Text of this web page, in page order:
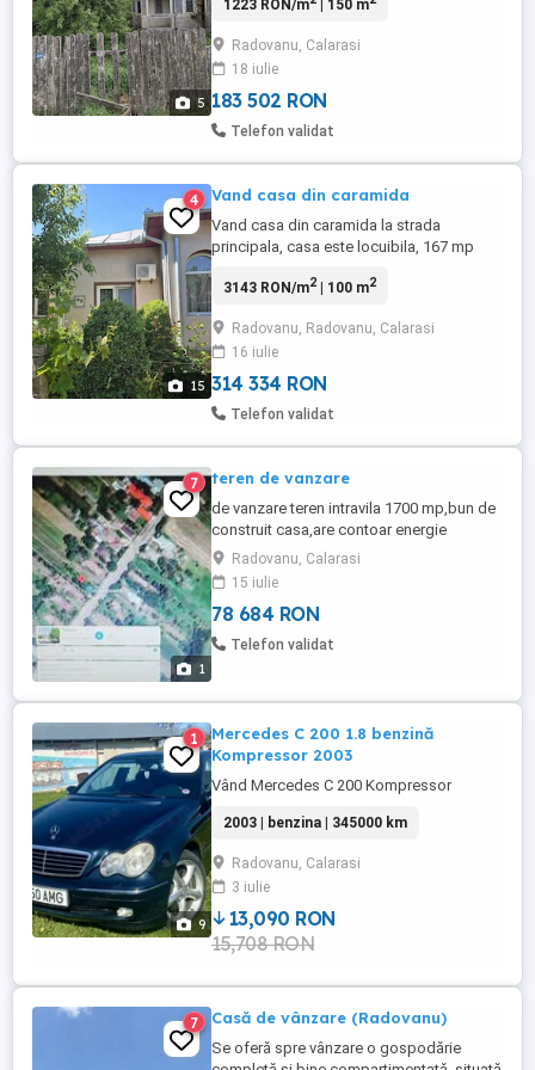
5
curenta, canalizare, strada asfaltata.
1223 RON/m | 150 m
Radovanu, Calarasi
18 iulie
183 502 RON
Telefon validat
15
4 Vand casa din caramida
Vand casa din caramida la strada
principala, casa este locuibila, 167 mp
renovata in 2016, acte la zi
3143 RON/m2| 100 m2
Radovanu, Radovanu, Calarasi
16 iulie
314 334 RON
Telefon validat
1
7 teren de vanzare
de vanzare teren intravila 1700 mp,bun de
construit casa,are contoar energie
electrica,canalizare si apa curenta
Radovanu, Calarasi
15 iulie
78 684 RON
Telefon validat
9
1
Mercedes C 200 1.8 benzină
Kompressor 2003
Vând Mercedes C 200 Kompressor
2003 | benzina | 345000 km
Radovanu, Calarasi
3 iulie
13,090 RON
15,708 RON
7 Casă de vânzare (Radovanu)
Se oferă spre vânzare o gospodărie